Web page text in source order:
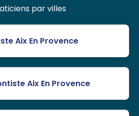
par villes
Aix En Provence
Aix En Provence